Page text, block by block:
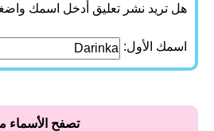
هل تريد نشر تعليق أدخل اسمك
اسمك الأول:
تصفح الأسماء